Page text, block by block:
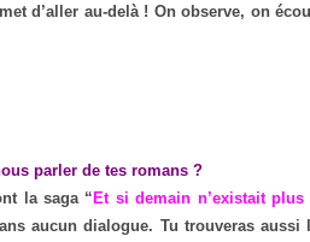
d’aller au-delà ! On observe, on
parler de tes romans ?
la saga “Et si demain n’existait plus
aucun dialogue. Tu trouveras aussi